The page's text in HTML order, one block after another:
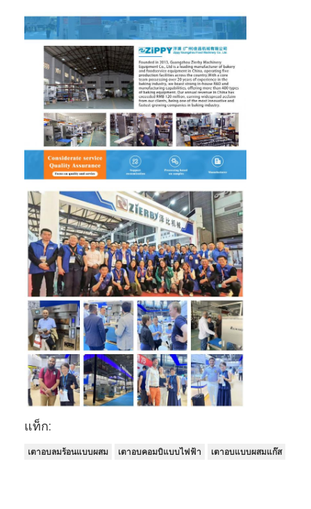
หน้าแรก
สินค้า
เกี่ยวกับเรา
ทัวร์โรงงาน
การควบคุมคุณภาพ
ติดต่อเรา
ข่าว
กรณี
สายการผลิตเบเกอรี่
เครื่องผสมแป้ง
เครื่องตีไข่เชิงพาณิชย์
แบ่งรอบ
เครื่องปรับปรุงอาหาร
แท็ก:
เตาอบลมร้อนแบบผสม เตาอบคอมบิแบบไฟฟ้า เตาอบแบบผสมแก๊ส